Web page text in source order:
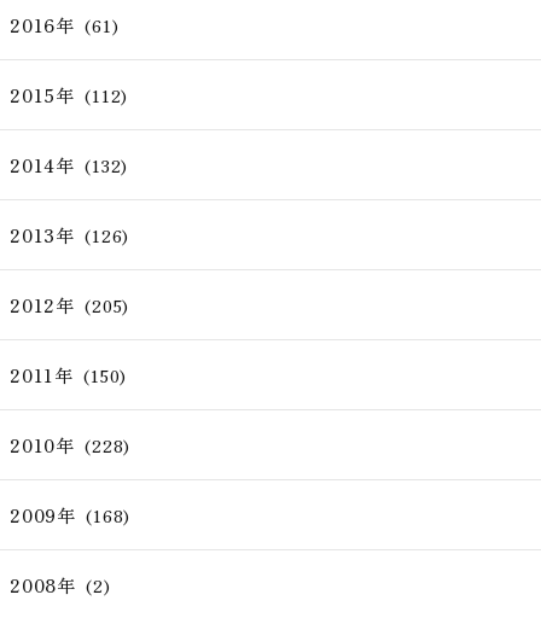
2016年 (61)
2015年 (112)
2014年 (132)
2013年 (126)
2012年 (205)
2011年 (150)
2010年 (228)
2009年 (168)
2008年 (2)